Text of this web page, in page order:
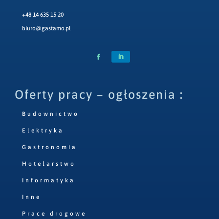
+48 14 635 15 20
biuro@gastamo.pl
Oferty pracy – ogłoszenia :
Budownictwo
Elektryka
Gastronomia
Hotelarstwo
Informatyka
Inne
Prace drogowe